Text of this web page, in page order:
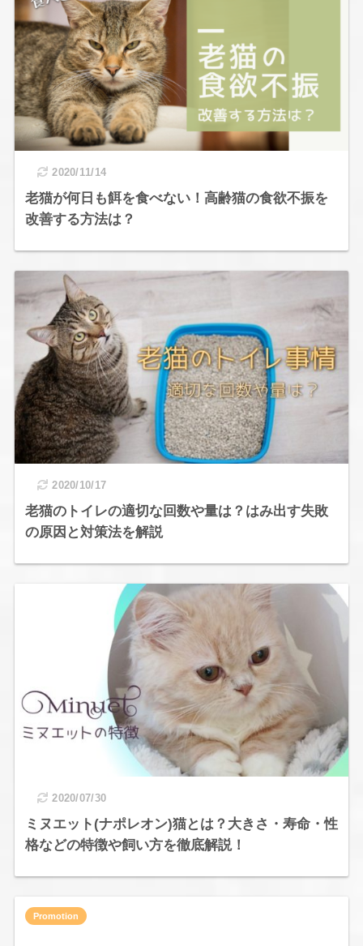
2020/11/14
老猫が何日も餌を食べない！高齢猫の食欲不振を
改善する方法は？
2020/10/17
老猫のトイレの適切な回数や量は？はみ出す失敗
の原因と対策法を解説
2020/07/30
ミヌエット(ナポレオン)猫とは？大きさ・寿命・性
格などの特徴や飼い方を徹底解説！
Promotion